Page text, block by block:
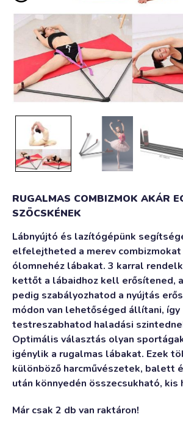
RUGALMAS COMBIZMOK AKÁR
SZÖCSKÉNEK
Lábnyújtó és lazítógépünk
elfelejtheted a merev combizmokat
ólomnehéz lábakat. 3 karral
kettőt a lábaidhoz kell erősítened,
pedig szabályozhatod a nyújtás
módon van lehetőséged állítani, így
testreszabhatod haladási
Optimális választás olyan
igénylik a rugalmas lábakat. Ezek
különböző harcművészetek, balett
után könnyedén összecsukható,
Már csak 2 db van raktáron!